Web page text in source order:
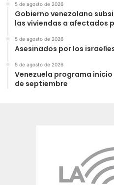
5 de agosto de 2026
Gobierno venezolano
las viviendas a afectados
5 de agosto de 2026
Asesinados por los
5 de agosto de 2026
Venezuela programa
de septiembre